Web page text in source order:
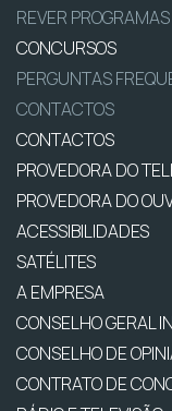
REVER PROGRAMAS
CONCURSOS
PERGUNTAS
CONTACTOS
CONTACTOS
PROVEDORA DO
PROVEDORA DO
ACESSIBILIDADES
SATÉLITES
A EMPRESA
CONSELHO GERAL
CONSELHO DE
CONTRATO DE